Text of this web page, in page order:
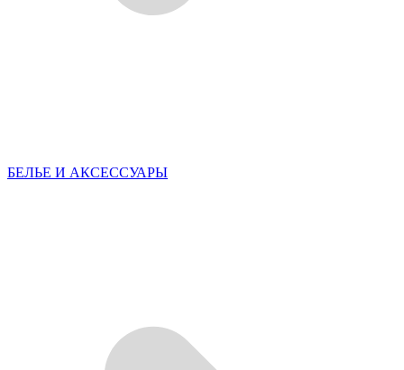
БЕЛЬЕ И АКСЕССУАРЫ